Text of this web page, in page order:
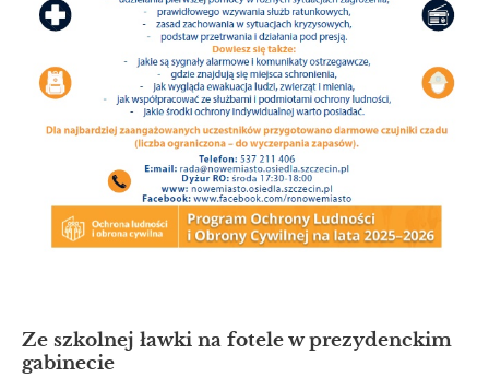
Ze szkolnej ławki na fotele w prezydenckim
gabinecie